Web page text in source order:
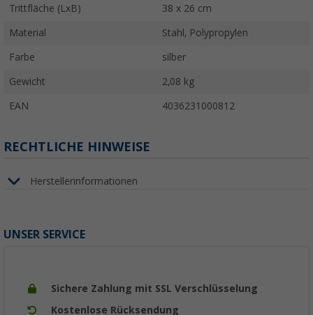
Trittfläche (LxB) 38 x 26 cm
Material Stahl, Polypropylen
Farbe silber
Gewicht 2,08 kg
EAN 4036231000812
RECHTLICHE HINWEISE
Herstellerinformationen
UNSER SERVICE
Sichere Zahlung mit SSL Verschlüsselung
Kostenlose Rücksendung